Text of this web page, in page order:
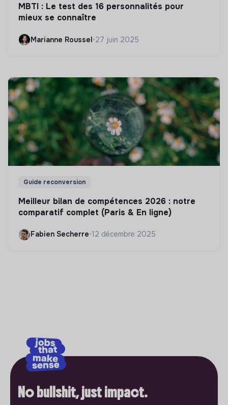
MBTI : Le test des 16 personnalités pour
mieux se connaître
Marianne Roussel•27 juin 2025
Guide reconversion
Meilleur bilan de compétences 2026 : notre
comparatif complet (Paris & En ligne)
Fabien Secherre•12 décembre 2025
No bullshit, just impact.